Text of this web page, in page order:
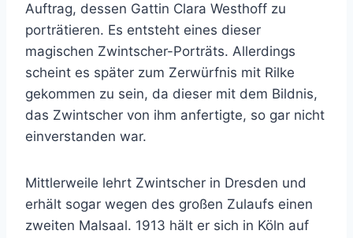
Auftrag, dessen Gattin Clara Westhoff zu
porträtieren. Es entsteht eines dieser
magischen Zwintscher-Porträts. Allerdings
scheint es später zum Zerwürfnis mit Rilke
gekommen zu sein, da dieser mit dem Bildnis,
das Zwintscher von ihm anfertigte, so gar nicht
einverstanden war.
Mittlerweile lehrt Zwintscher in Dresden und
erhält sogar wegen des großen Zulaufs einen
zweiten Malsaal. 1913 hält er sich in Köln auf